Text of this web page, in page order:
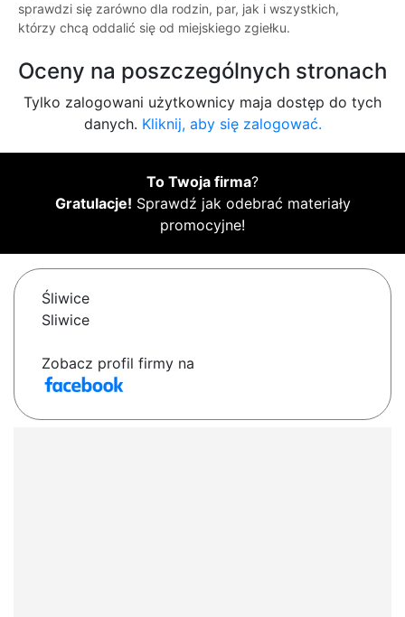
sprawdzi się zarówno dla rodzin, par, jak i wszystkich,
którzy chcą oddalić się od miejskiego zgiełku.
Oceny na poszczególnych stronach
Tylko zalogowani użytkownicy maja dostęp do tych
danych. Kliknij, aby się zalogować.
To Twoja firma?
Gratulacje! Sprawdź jak odebrać materiały
promocyjne!
Śliwice
Sliwice
Zobacz profil firmy na